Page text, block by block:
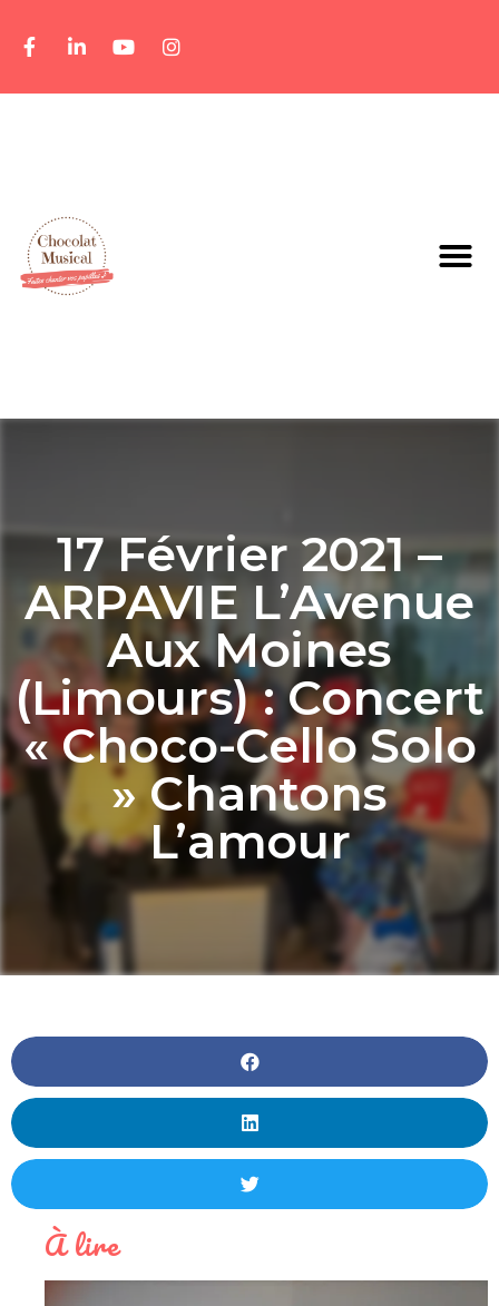
17 Février 2021 –
ARPAVIE L’Avenue
Aux Moines
(Limours) : Concert
« Choco-Cello Solo
» Chantons
L’amour
À lire